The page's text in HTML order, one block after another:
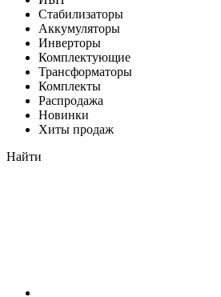
Стабилизаторы
Аккумуляторы
Инверторы
Комплектующие
Трансформаторы
Комплекты
Распродажа
Новинки
Хиты продаж
Найти